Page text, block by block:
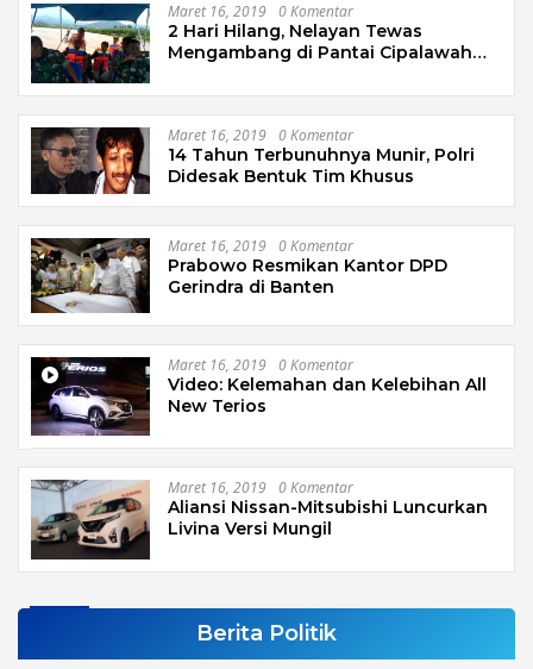
Maret 16, 2019 0 Komentar
2 Hari Hilang, Nelayan Tewas
Mengambang di Pantai Cipalawah
Maret 16, 2019 0 Komentar
14 Tahun Terbunuhnya Munir, Polri
Didesak Bentuk Tim Khusus
Maret 16, 2019 0 Komentar
Prabowo Resmikan Kantor DPD
Gerindra di Banten
Maret 16, 2019 0 Komentar
Video: Kelemahan dan Kelebihan All
New Terios
Maret 16, 2019 0 Komentar
Aliansi Nissan-Mitsubishi Luncurkan
Livina Versi Mungil
Berita Politik